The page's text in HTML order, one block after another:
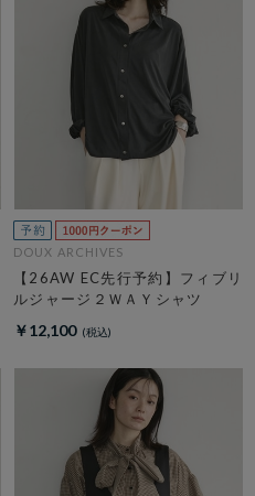
DOUX ARCHIVES
【26AW EC先行予約】フィブリ
ルジャージ２ＷＡＹシャツ
￥12,100